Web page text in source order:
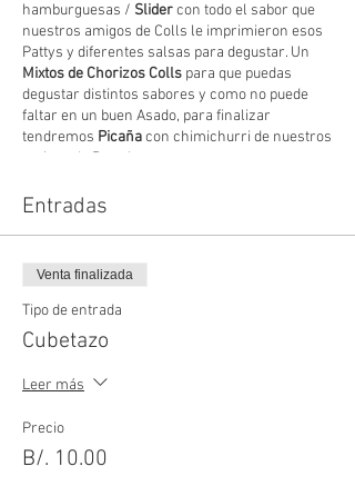
hamburguesas / Slidercon todo el sabor que
nuestros amigos de Colls le imprimieron esos
Pattys y diferentes salsas para degustar. Un
Mixtos de Chorizos Colls para que puedas
degustar distintos sabores y como no puede
faltar en un buen Asado, para finalizar
tendremos Picañacon chimichurri de nuestros
amigos de Pretelt.
Disfruta un delicioso taller express de una (01)
Información adicional:
El taller está certificado por Weber. Incluye
todas las herramientas y utensilios necesarios
para el taller.
Entradas
Venta finalizada
Tipo de entrada
Cubetazo
Leer más
Precio
B/. 10.00